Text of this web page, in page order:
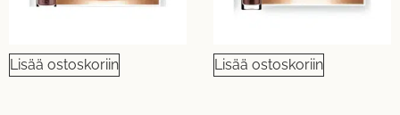
Lisää ostoskoriin Lisää ostoskoriin